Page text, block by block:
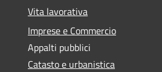
Vita lavorativa
Imprese e Commercio
Appalti pubblici
Catasto e urbanistica